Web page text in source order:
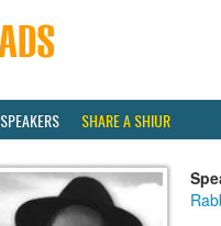
SPEAKERS SHARE A SHIUR